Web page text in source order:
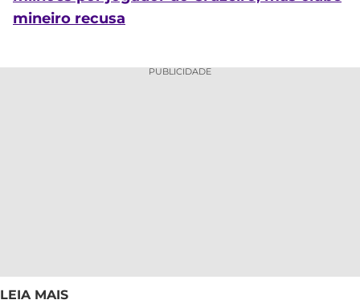
mineiro recusa
PUBLICIDADE
LEIA MAIS